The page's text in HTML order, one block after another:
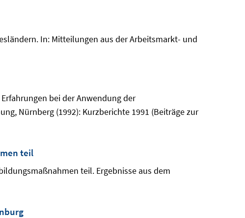
In: Mitteilungen aus der Arbeitsmarkt- und
bei der Anwendung der
Nürnberg (1992): Kurzberichte 1991 (Beiträge zur
teil
teil. Ergebnisse aus dem